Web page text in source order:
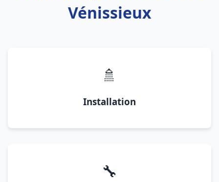
Vénissieux
🚿
Installation
🔧